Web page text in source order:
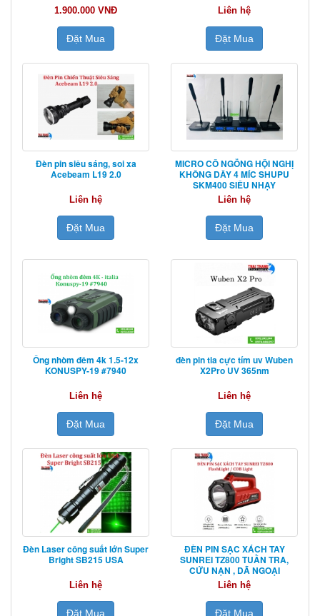
1.900.000 VNĐ
Đặt Mua
Liên hệ
Đặt Mua
Đèn pin siêu sáng, soi xa
Acebeam L19 2.0
Liên hệ
Đặt Mua
MICRO CỔ NGỖNG HỘI NGHỊ
KHÔNG DÂY 4 MÍC SHUPU
SKM400 SIÊU NHẠY
Liên hệ
Đặt Mua
Ống nhòm đêm 4k 1.5-12x
KONUSPY-19 #7940
Liên hệ
Đặt Mua
đèn pin tia cực tím uv Wuben
X2Pro UV 365nm
Liên hệ
Đặt Mua
Đèn Laser công suất lớn Super
Bright SB215 USA
Liên hệ
Đặt Mua
ĐÈN PIN SẠC XÁCH TAY
SUNREI TZ800 TUẦN TRA,
CỨU NẠN , DÃ NGOẠI
Liên hệ
Đặt Mua